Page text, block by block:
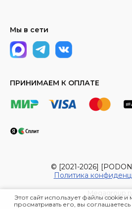
Мы в сети
ПРИНИМАЕМ К ОПЛАТЕ
© [2021-2026]
Политика
Этот сайт использует файлы cookie
просматривать его, вы